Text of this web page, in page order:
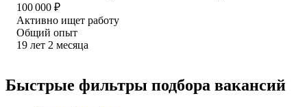
100 000 ₽
Активно ищет работу
Общий опыт
19 лет 2 месяца
Быстрые фильтры подбора вакансий